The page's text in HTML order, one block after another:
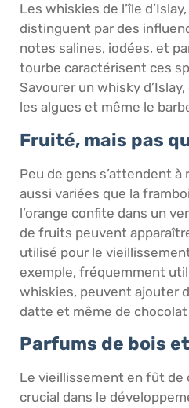
Les whiskies de l’île
distinguent par des
notes salines, iodées, et
tourbe caractérisent ces
Savourer un whisky
les algues et même le
Fruité, mais pas
Peu de gens s’attendent
aussi variées que la
l’orange confite dans un
de fruits peuvent
utilisé pour le
exemple, fréquemment
whiskies, peuvent ajouter
datte et même de chocolat
Parfums de bois
Le vieillissement en fût de
crucial dans le